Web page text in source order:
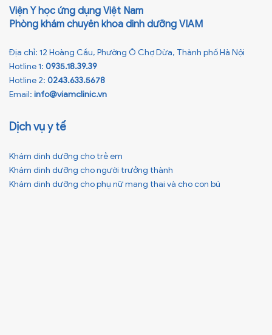
Viện Y học ứng dụng Việt Nam
Phòng khám chuyên khoa dinh dưỡng VIAM
Địa chỉ: 12 Hoàng Cầu, Phường Ô Chợ Dừa, Thành phố Hà Nội
Hotline 1: 0935.18.39.39
Hotline 2: 0243.633.5678
Email: info@viamclinic.vn
Dịch vụ y tế
Khám dinh dưỡng cho trẻ em
Khám dinh dưỡng cho người trưởng thành
Khám dinh dưỡng cho phụ nữ mang thai và cho con bú